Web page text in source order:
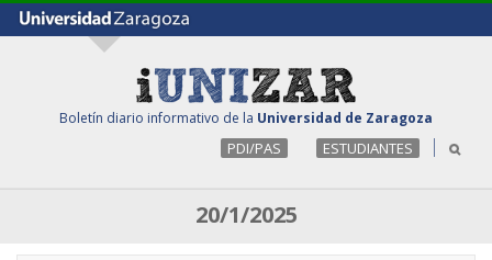
Boletín diario informativo de la Universidad de Zaragoza
PDI/PAS ESTUDIANTES
20/1/2025